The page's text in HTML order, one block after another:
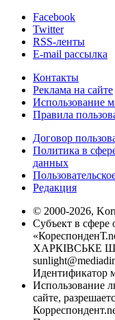
Facebook
Twitter
RSS-ленты
E-mail рассылка
Контакты
Реклама на сайте
Использование
Правила
Договор
Политика в
данных
Редакция
© 2000-2026,
Субъект в сфере
ХАРКІВСЬКЕ
Идентификатор
Использование
сайте,